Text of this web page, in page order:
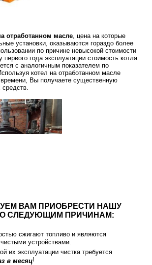
отработанном масле, цена на которые
установки, оказываются гораздо более
по причине невысокой стоимости
первого года эксплуатации стоимость котла
с аналогичным показателем по
котел на отработанном масле
Вы получаете существенную
ВАМ ПРИОБРЕСТИ НАШУ
СЛЕДУЮЩИМ ПРИЧИНАМ:
сжигают топливо и являются
устройствами.
их эксплуатации чистка требуется
в месяц!